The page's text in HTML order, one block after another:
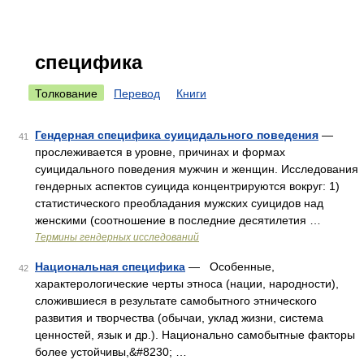
специфика
Толкование Перевод Книги
41 Гендерная специфика суицидального поведения —
прослеживается в уровне, причинах и формах
суицидального поведения мужчин и женщин. Исследования
гендерных аспектов суицида концентрируются вокруг: 1)
статистического преобладания мужских суицидов над
женскими (соотношение в последние десятилетия …
Термины гендерных исследований
42 Национальная специфика — Особенные,
характерологические черты этноса (нации, народности),
сложившиеся в результате самобытного этнического
развития и творчества (обычаи, уклад жизни, система
ценностей, язык и др.). Национально самобытные факторы
более устойчивы,&#8230; …